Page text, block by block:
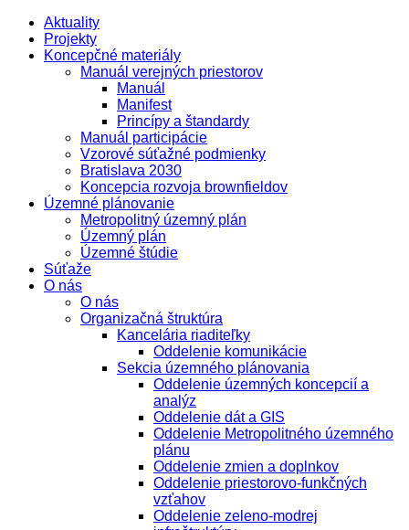
Aktuality
Projekty
Koncepčné materiály
Manuál verejných priestorov
Manuál
Manifest
Princípy a štandardy
Manuál participácie
Vzorové súťažné podmienky
Bratislava 2030
Koncepcia rozvoja brownfieldov
Územné plánovanie
Metropolitný územný plán
Územný plán
Územné štúdie
Súťaže
O nás
O nás
Organizačná štruktúra
Kancelária riaditeľky
Oddelenie komunikácie
Sekcia územného plánovania
Oddelenie územných koncepcií a
analýz
Oddelenie dát a GIS
Oddelenie Metropolitného územného
plánu
Oddelenie zmien a doplnkov
Oddelenie priestorovo-funkčných
vzťahov
Oddelenie zeleno-modrej